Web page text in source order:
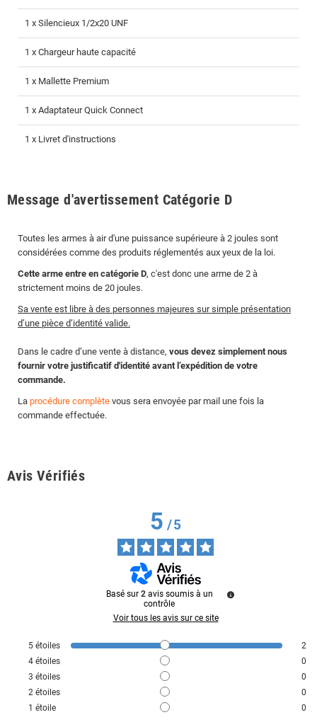
1 x Silencieux 1/2x20 UNF
1 x Chargeur haute capacité
1 x Mallette Premium
1 x Adaptateur Quick Connect
1 x Livret d'instructions
Message d'avertissement Catégorie D
Toutes les armes à air d'une puissance supérieure à 2 joules sont
considérées comme des produits réglementés aux yeux de la loi.
Cette arme entre en catégorie D, c'est donc une arme de 2 à
strictement moins de 20 joules.
Sa vente est libre à des personnes majeures sur simple présentation
d’une pièce d’identité valide.
Dans le cadre d’une vente à distance, vous devez simplement nous
fournir votre justificatif d'identité avant l’expédition de votre
commande.
La procédure complète vous sera envoyée par mail une fois la
commande effectuée.
Avis Vérifiés
5/5
Basé sur 2 avis soumis à un
contrôle
Voir tous les avis sur ce site
5 étoiles
2
4 étoiles
0
3 étoiles
0
2 étoiles
0
1 étoile 0